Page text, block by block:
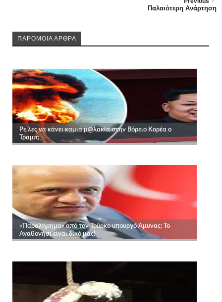
Παλαιότερη Ανάρτηση
ΠΑΡΟΜΟΙΑ ΑΡΘΡΑ